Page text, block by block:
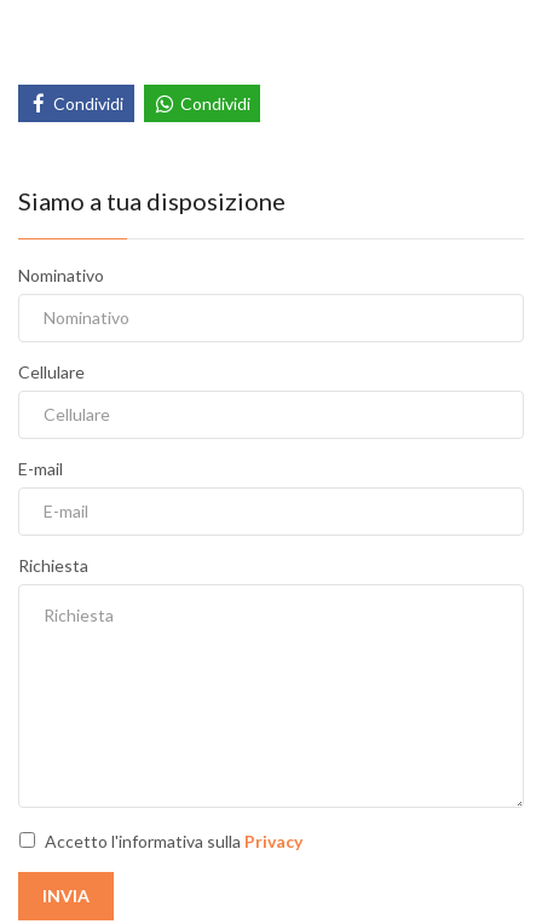
Condividi Condividi
Siamo a tua disposizione
Nominativo
Cellulare
E-mail
Richiesta
Accetto l'informativa sulla Privacy
INVIA